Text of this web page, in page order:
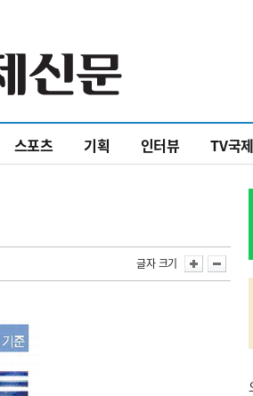
스포츠 기획 인터뷰 TV국제
글자 크기